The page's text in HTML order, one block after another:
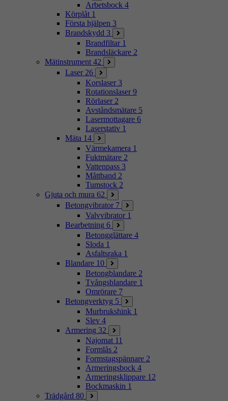
Arbetsbock 4
Körplåt 1
Första hjälpen 3
Brandskydd 3
Brandfiltar 1
Brandsläckare 2
Mätinstrument 42
Laser 26
Korslaser 3
Rotationslaser 9
Rörlaser 2
Avståndsmätare 5
Lasermottagare 6
Laserstativ 1
Mäta 14
Värmekamera 1
Fuktmätare 2
Vattenpass 3
Måttband 2
Tumstock 2
Gjuta och mura 62
Betongvibrator 7
Valvvibrator 1
Bearbetning 6
Betongglättare 4
Sloda 1
Asfaltsraka 1
Blandare 10
Betongblandare 2
Tvångsblandare 1
Omrörare 7
Betongverktyg 5
Murbrukshink 1
Slev 4
Armering 32
Najomat 11
Formlås 2
Formstagspännare 2
Armeringsbock 4
Armeringsklippare 12
Bockmaskin 1
Trädgård 80